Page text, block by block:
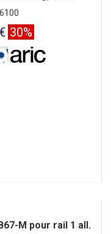
30%
M pour rail 1 all.